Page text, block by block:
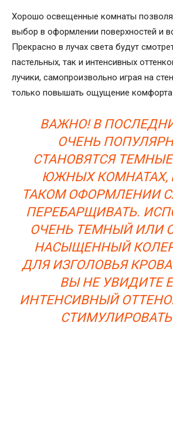
Хорошо освещенные комнаты
выбор в оформлении поверхностей и
Прекрасно в лучах света будут
пастельных, так и интенсивных
лучики, самопроизвольно играя на
только повышать ощущение комфорта
ВАЖНО! В
ОЧЕНЬ
СТАНОВЯТСЯ
ЮЖНЫХ КОМНАТАХ,
ТАКОМ ОФОРМЛЕНИИ
ПЕРЕБАРЩИВАТЬ.
ОЧЕНЬ ТЕМНЫЙ ИЛИ
НАСЫЩЕННЫЙ
ДЛЯ ИЗГОЛОВЬЯ
ВЫ НЕ УВИДИТЕ
ИНТЕНСИВНЫЙ
СТИМУЛИРОВАТЬ